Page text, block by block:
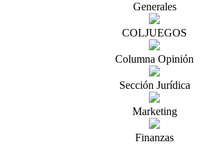
Generales
COLJUEGOS
Columna Opinión
Sección Jurídica
Marketing
Finanzas